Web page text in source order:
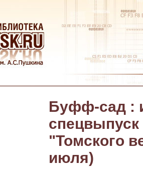
Буфф-сад :
спецвыпуск
"Томского
июля)